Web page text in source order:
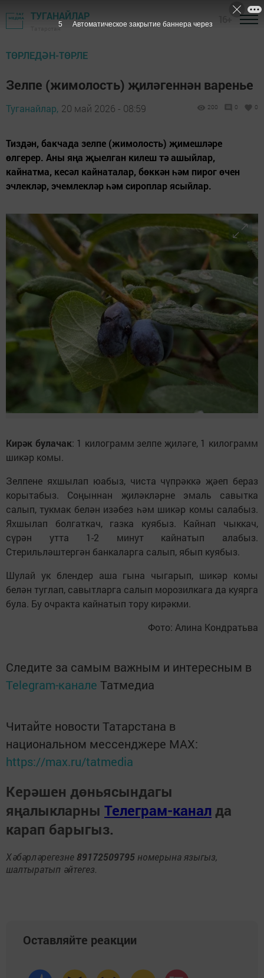
ТУГАНАЙЛАР
Татарстан
ТӨРЛЕДӘН-ТӨРЛЕ
Зелпе (жимолость) җиләгеннән варенье
Туганайлар, 20 май 2026 - 08:59 200 0 0
Тиздән, бакчада зелпе (жимолость) җимешләре
өлгерер. Аны яңа җыелган килеш тә ашыйлар,
кайнатма, кесәл кайнаталар, бөккән һәм пирог өчен
эчлекләр, эчемлекләр һәм сироплар ясыйлар.
Кирәк булачак: 1 килограмм зелпе җиләге, 1 килограмм
шикәр комы.
Зелпене яхшылап юабыз, чиста чүпрәккә җәеп бераз
корытабыз. Соңыннан җиләкләрне эмаль савытка
салып, тукмак белән изәбез һәм шикәр комы салабыз.
Яхшылап болгаткач, газка куябыз. Кайнап чыккач,
сүрән утта 1-2 минут кайнатып алабыз.
Стерильләштергән банкаларга салып, ябып куябыз.
Шулай ук блендер аша гына чыгарып, шикәр комы
белән туглап, савытларга салып морозилкага да куярга
була. Бу очракта кайнатып тору кирәкми.
Фото: Алина Кондратьва
Следите за самым важным и интересным в
Telegram-канале Татмедиа
Читайте новости Татарстана в
национальном мессенджере MАХ:
https://max.ru/tatmedia
Керәшен дөньясындагы
яңалыкларны Телеграм-канал да
карап барыгыз.
Хәбәрләрегезне 89172509795 номерына языгыз,
шалтыратып әйтегез.
Оставляйте реакции
3 Автоматическое закрытие баннера через